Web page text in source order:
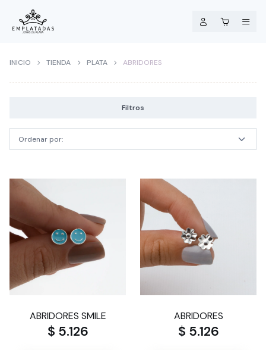
INICIO TIENDA PLATA ABRIDORES
Filtros
ABRIDORES SMILE
$ 5.126
ABRIDORES
$ 5.126